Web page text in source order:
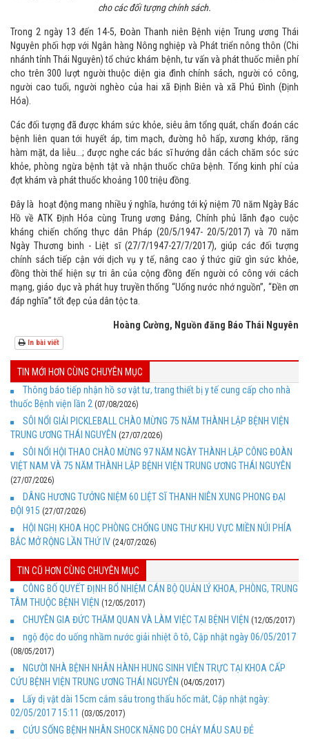
cho các đối tượng chính sách.
Trong 2 ngày 13 đến 14-5, Đoàn Thanh niên Bệnh viện Trung ương Thái
Nguyên phối hợp với Ngân hàng Nông nghiệp và Phát triển nông thôn (Chi
nhánh tỉnh Thái Nguyên) tổ chức khám bệnh, tư vấn và phát thuốc miễn phí
cho trên 300 lượt người thuộc diện gia đình chính sách, người có công,
người cao tuổi, người nghèo của hai xã Định Biên và xã Phú Đình (Định
Hóa).
Các đối tượng đã được khám sức khỏe, siêu âm tổng quát, chẩn đoán các
bệnh liên quan tới huyết áp, tim mạch, đường hô hấp, xương khớp, răng
hàm mặt, da liễu...; được nghe các bác sĩ hướng dẫn cách chăm sóc sức
khỏe, phòng ngừa bệnh tật và nhận thuốc chữa bệnh. Tổng kinh phí của
đợt khám và phát thuốc khoảng 100 triệu đồng.
Đây là hoạt động mang nhiều ý nghĩa, hướng tới kỷ niệm 70 năm Ngày Bác
Hồ về ATK Định Hóa cùng Trung ương Đảng, Chính phủ lãnh đạo cuộc
kháng chiến chống thực dân Pháp (20/5/1947- 20/5/2017) và 70 năm
Ngày Thương binh - Liệt sĩ (27/7/1947-27/7/2017), giúp các đối tượng
chính sách tiếp cận với dịch vụ y tế, nâng cao ý thức giữ gìn sức khỏe,
đồng thời thể hiện sự tri ân của cộng đồng đến người có công với cách
mạng, giáo dục và phát huy truyền thống “Uống nước nhớ nguồn”, “Đền ơn
đáp nghĩa” tốt đẹp của dân tộc ta.
Hoàng Cường, Nguồn đăng Báo Thái Nguyên
In bài viết
TIN MỚI HƠN CÙNG CHUYÊN MỤC
Thông báo tiếp nhận hồ sơ vật tư, trang thiết bị y tế cung cấp cho nhà
thuốc Bệnh viện lần 2 (07/08/2026)
SÔI NỔI GIẢI PICKLEBALL CHÀO MỪNG 75 NĂM THÀNH LẬP BỆNH VIỆN
TRUNG ƯƠNG THÁI NGUYÊN (27/07/2026)
SÔI NỔI HỘI THAO CHÀO MỪNG 97 NĂM NGÀY THÀNH LẬP CÔNG ĐOÀN
VIỆT NAM VÀ 75 NĂM THÀNH LẬP BỆNH VIỆN TRUNG ƯƠNG THÁI NGUYÊN
(27/07/2026)
DÂNG HƯƠNG TƯỞNG NIỆM 60 LIỆT SĨ THANH NIÊN XUNG PHONG ĐẠI
ĐỘI 915 (27/07/2026)
HỘI NGHỊ KHOA HỌC PHÒNG CHỐNG UNG THƯ KHU VỰC MIỀN NÚI PHÍA
BẮC MỞ RỘNG LẦN THỨ IV (24/07/2026)
TIN CŨ HƠN CÙNG CHUYÊN MỤC
CÔNG BỐ QUYẾT ĐỊNH BỔ NHIỆM CÁN BỘ QUẢN LÝ KHOA, PHÒNG, TRUNG
TÂM THUỘC BỆNH VIỆN (12/05/2017)
CHUYÊN GIA ĐỨC THĂM QUAN VÀ LÀM VIỆC TẠI BỆNH VIỆN (12/05/2017)
ngộ độc do uống nhầm nước giải nhiệt ô tô, Cập nhật ngày 06/05/2017
(08/05/2017)
NGƯỜI NHÀ BỆNH NHÂN HÀNH HUNG SINH VIÊN TRỰC TẠI KHOA CẤP
CỨU BỆNH VIỆN TRUNG ƯƠNG THÁI NGUYÊN (04/05/2017)
Lấy dị vật dài 15cm cắm sâu trong thấu hốc mắt, Cập nhật ngày:
02/05/2017 15:11 (03/05/2017)
CỨU SỐNG BỆNH NHÂN SHOCK NẶNG DO CHẢY MÁU SAU ĐẺ